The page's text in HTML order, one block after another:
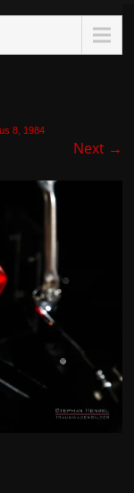
8, 1984
Next →